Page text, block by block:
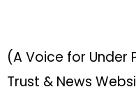
(A Voice for Under
Trust & News